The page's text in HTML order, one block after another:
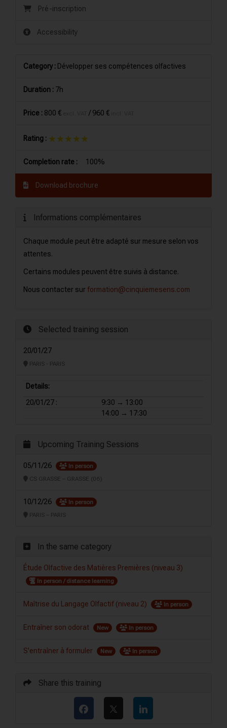
Pré-inscription
Accessibility
Category : Développer ses compétences olfactives
Duration : 7h
Price : 800 € /960 €
Rating : ★★★★★
★★★★★
Completion rate : 100%
Download brochure
Informations complémentaires
Chaque module peut être adapté sur mesure selon vos
attentes.
Certains modules peuvent être suivis à distance.
Nous contacter sur formation@cinquiemesens.com
Selected training session
20/01/27
PARIS - PARIS
Details:
20/01/27 :
9:30 → 13:00
14:00 → 17:30
Upcoming Training Sessions
05/11/26
In person
CS GRASSE – GRASSE (06)
10/12/26
In person
PARIS – PARIS
In the same category
Étude Olfactive des Matières Premières (niveau 3)
In person / distance learning
Maîtrise du Langage Olfactif (niveau 2) In person
Entraîner son odorat New In person
S'entraîner à formuler New In person
Share this training